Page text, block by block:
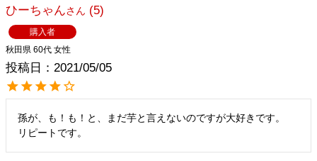
ひーちゃん 5
購入者
秋田県 60代 女性
投稿日 2021/05/05
孫が、も！も！と、まだ芋と言えないのですが大好きです。
リピートです。